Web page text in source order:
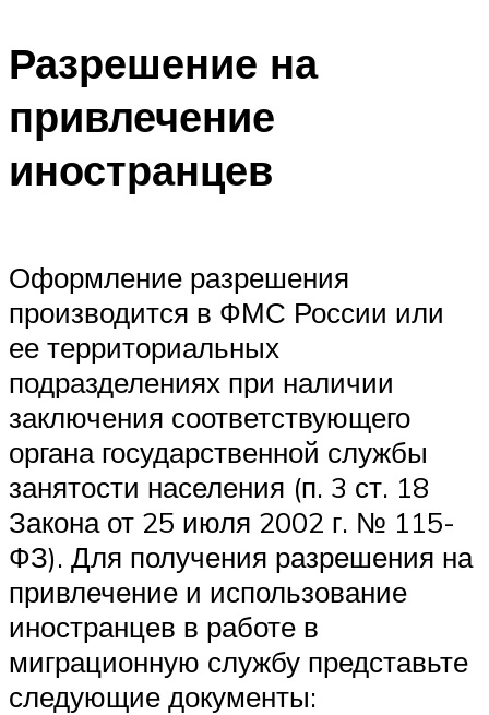
Разрешение на
привлечение
иностранцев
Оформление разрешения
производится в ФМС России или
ее территориальных
подразделениях при наличии
заключения соответствующего
органа государственной службы
занятости населения (п. 3 ст. 18
Закона от 25 июля 2002 г. № 115-
ФЗ). Для получения разрешения на
привлечение и использование
иностранцев в работе в
миграционную службу представьте
следующие документы: